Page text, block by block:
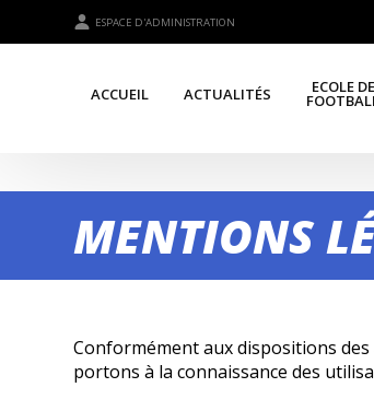
ESPACE D'ADMINISTRATION
ACCUEIL ACTUALITÉS ECOLE DE
MENTIONS
Conformément aux dispositions des
portons à la connaissance des